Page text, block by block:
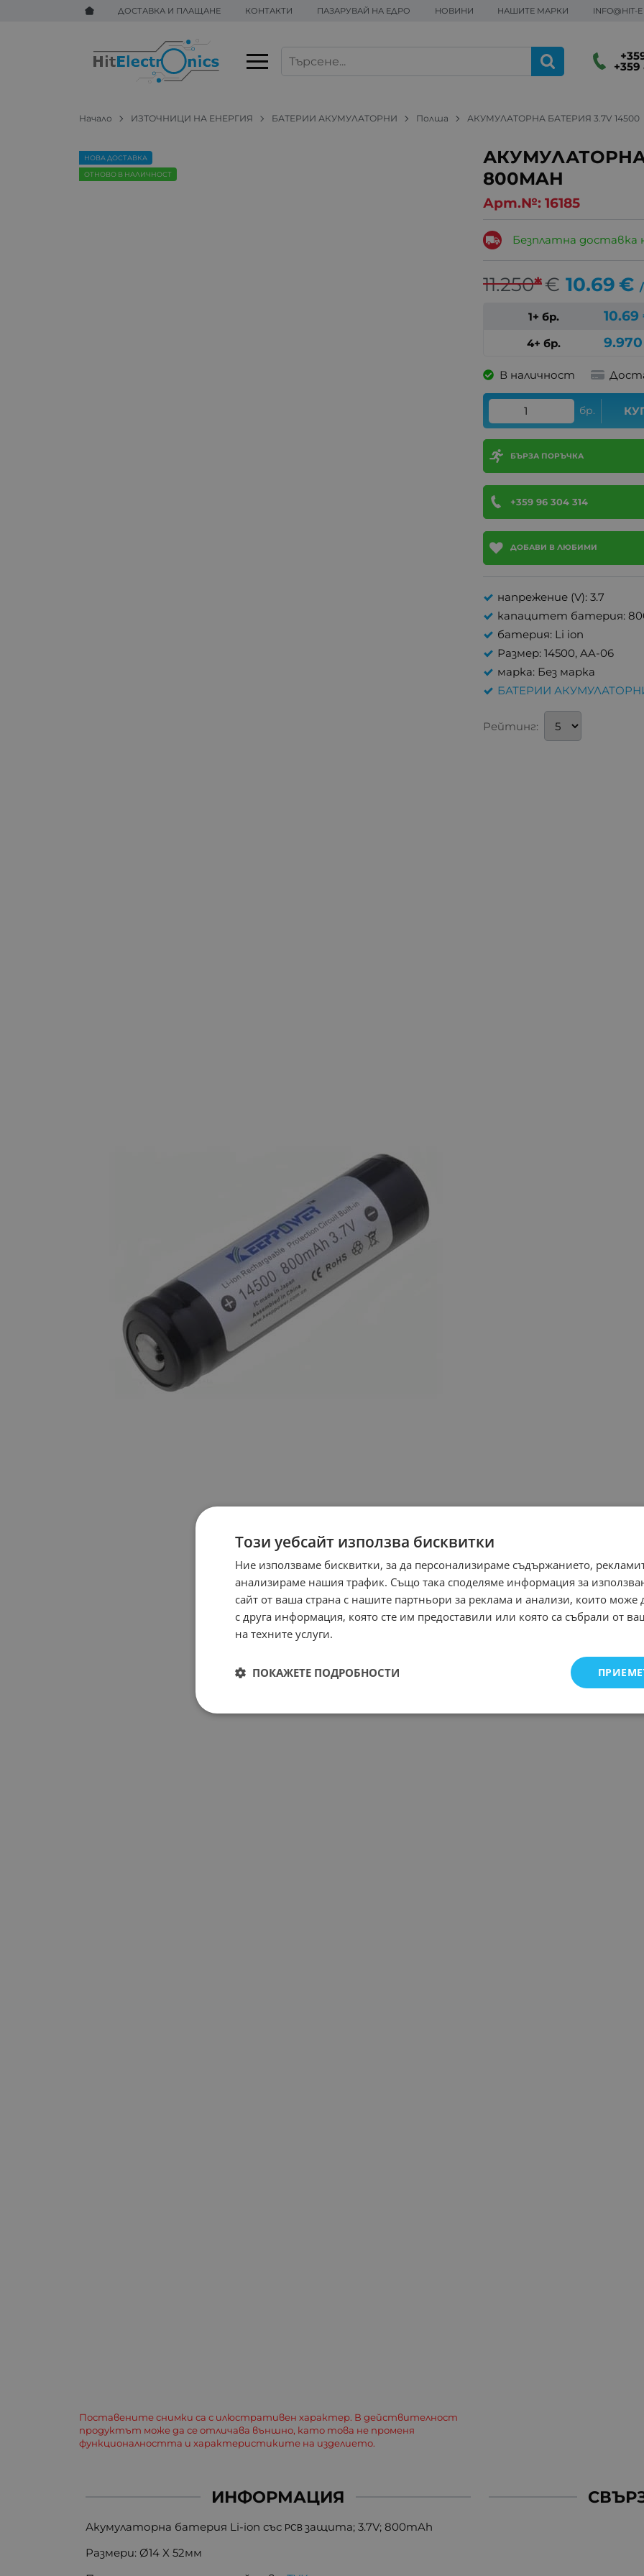
ДОСТАВКА И ПЛАЩАНЕ КОНТАКТИ ПАЗАРУВАЙ НА ЕДРО НОВИНИ НАШИТЕ МАРКИ INFO@HIT-
+359
Начало ИЗТОЧНИЦИ НА ЕНЕРГИЯ БАТЕРИИ АКУМУЛАТОРНИ Полша АКУМУЛАТОРНА БАТЕРИЯ 3.7V 14500
АКУМУЛАТОРНА
800MAH
Арт.№: 16185
Поставените снимки са с илюстративен характер. В действителност
продуктът може да се отличава външно, като това не променя
функционалността и характеристиките на изделието.
НОВА ДОСТАВКА
ОТНОВО В НАЛИЧНОСТ
Безплатна доставка
11.250*€ 10.69€ /
1+ бр. 10.69
4+ бр. 9.970
В наличност
бр.
БЪРЗА ПОРЪЧКА
+359 96 304 314
ДОБАВИ В ЛЮБИМИ
напрежение (V): 3.7
капацитет батерия:
батерия: Li ion
Размер: 14500, AA-06
марка: Без марка
БАТЕРИИ
Рейтинг:
ИНФОРМАЦИЯ
Акумулаторна батерия Li-ion със PCB защита; 3.7V; 800mAh
Размери: Ø14 X 52мм
Този уебсайт използва бисквитки
Ние използваме бисквитки, за да персонализираме съдържанието,
анализираме нашия трафик. Също така споделяме информация за
сайт от ваша страна с нашите партньори за реклама и анализи, които може
с друга информация, която сте им предоставили или която са събрали от
на техните услуги.
ПОКАЖЕТЕ ПОДРОБНОСТИ